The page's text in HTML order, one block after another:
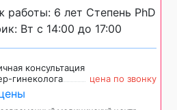
работы: 6 лет Степень PhD
Вт с 14:00 до 17:00
консультация
гинеколога
цена по звонку